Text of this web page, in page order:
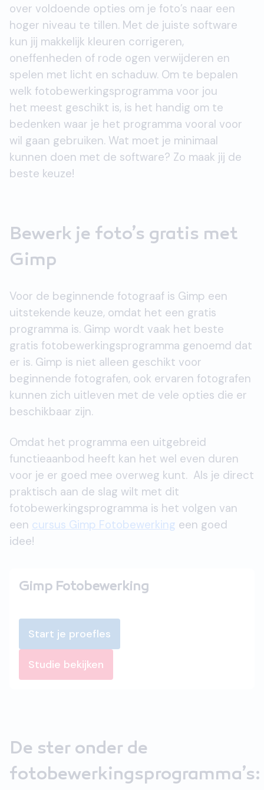
over voldoende opties om je foto’s naar een
hoger niveau te tillen. Met de juiste software
kun jij makkelijk kleuren corrigeren,
oneffenheden of rode ogen verwijderen en
spelen met licht en schaduw. Om te bepalen
welk fotobewerkingsprogramma voor jou
het meest geschikt is, is het handig om te
bedenken waar je het programma vooral voor
wil gaan gebruiken. Wat moet je minimaal
kunnen doen met de software? Zo maak jij de
beste keuze!
Bewerk je foto’s gratis met
Gimp
Voor de beginnende fotograaf is Gimp een
uitstekende keuze, omdat het een gratis
programma is. Gimp wordt vaak het beste
gratis fotobewerkingsprogramma genoemd dat
er is. Gimp is niet alleen geschikt voor
beginnende fotografen, ook ervaren fotografen
kunnen zich uitleven met de vele opties die er
beschikbaar zijn.
Omdat het programma een uitgebreid
functieaanbod heeft kan het wel even duren
voor je er goed mee overweg kunt. Als je direct
praktisch aan de slag wilt met dit
fotobewerkingsprogramma is het volgen van
een cursus Gimp Fotobewerking een goed
idee!
Gimp Fotobewerking
Start je proefles
Studie bekijken
De ster onder de
fotobewerkingsprogramma’s: